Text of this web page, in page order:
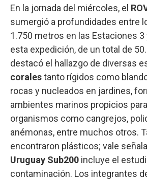
En la jornada del miércoles, el
sumergió a profundidades entre
1.750 metros en las Estaciones 3
esta expedición, de un total de
destacó el hallazgo de diversas
coralestanto rígidos como
rocas y nucleados en jardines,
ambientes marinos propicios
organismos como cangrejos,
anémonas, entre muchos otros.
encontraron plásticos; vale
Uruguay Sub200 incluye el
contaminación. Los integrantes